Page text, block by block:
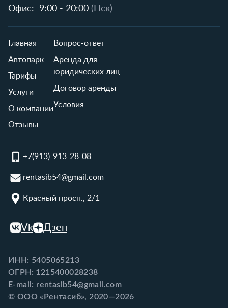
Офис:
9:00 - 20:00 (Нск)
Главная
Автопарк
Тарифы
Услуги
О компании
Отзывы
Вопрос-ответ
Аренда для
юридических лиц
Договор аренды
Условия
+7(913)-913-28-08
rentasib54@gmail.com
Красный просп., 2/1
Vk Дзен
ИНН: 5405065213
ОГРН: 1215400028238
E-mail: rentasib54@gmail.com
© ООО «Рентасиб», 2020—2026